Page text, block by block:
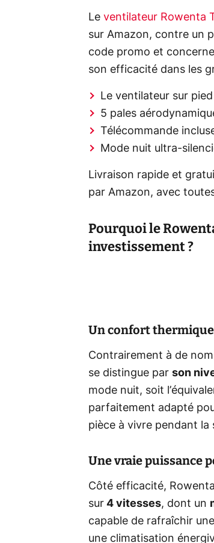
Le ventilateur Rowenta
sur Amazon, contre un
code promo et
son efficacité dans les
Le ventilateur sur
5 pales
Télécommande
Mode nuit ultra-
Livraison rapide et
par Amazon, avec
Pourquoi le
investissement ?
Un confort
Contrairement à de
se distingue par son
mode nuit, soit
parfaitement adapté
pièce à vivre pendant la
Une vraie puissance
Côté efficacité,
sur 4 vitesses, dont un
capable de rafraîchir
une climatisation